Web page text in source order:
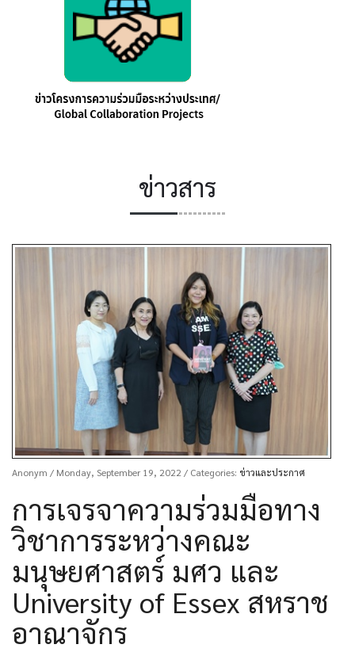
ข่าวสาร
Anonym / Monday, September 19, 2022 / Categories: ข่าวและประกาศ
การเจรจาความร่วมมือทาง
วิชาการระหว่างคณะ
มนุษยศาสตร์ มศว และ
University of Essex สหราช
อาณาจักร